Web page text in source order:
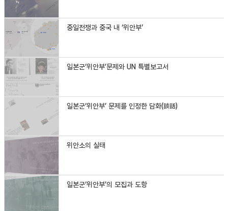
중일전쟁과 중국 내 ‘위안부’
일본군‘위안부’문제와 UN 특별보고서
일본군‘위안부’ 문제를 인정한 담화(談話)
위안소의 실태
일본군‘위안부’의 모집과 도항